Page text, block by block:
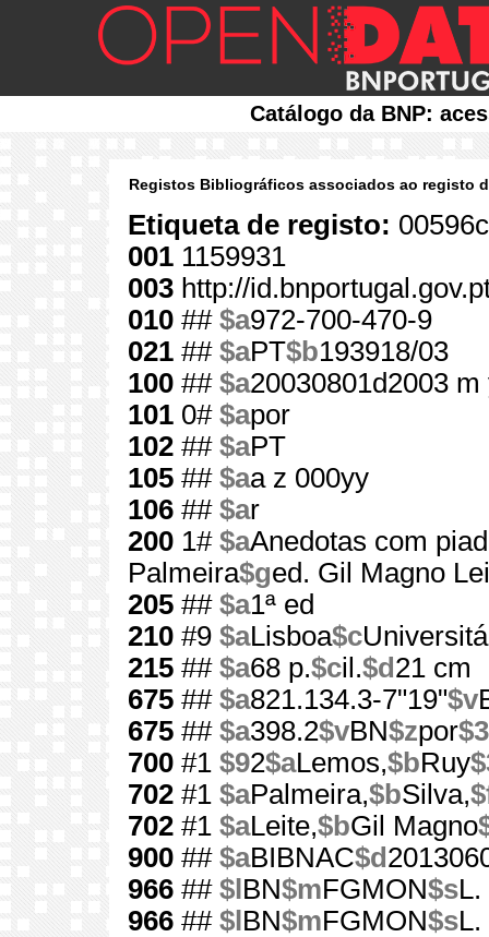
Catálogo da BNP:
Registos Bibliográficos associados ao registo
Etiqueta de registo:
001 1159931
003 http://
010 ## $a972-700-470-9
021 ## $aPT$b193918/03
100 ## $a20030801d2003
101 0# $apor
102 ## $aPT
105 ## $aa z 000yy
106 ## $ar
200 1# $aAnedotas com
Palmeira$ged. Gil Magno
205 ## $a1ª ed
210 #9 $aLisboa$c
215 ## $a68 p.$cil.$d 21 cm
675 ## $a821.134.3-7"19"$v
675 ## $a398.2$vBN$zpor$3
700 #1 $92$aLemos,$bRuy
702 #1 $aPalmeira,$bSilva,
702 #1 $aLeite,$bGil Magno
900 ## $aBIBNAC$d
966 ## $l BN$mFGMON$sL.
966 ## $l BN$mFGMON$sL.